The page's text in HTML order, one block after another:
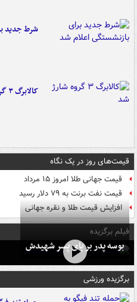
شرط جدید
کالابرگ ۳ گروه شارژ شد
قیمت‌های روز در یک نگاه
قیمت جهانی طلا امروز ۱۵ مرداد
قیمت نفت برنت به ۷۹ دلار رسید
افزایش قیمت طلا و نقره جهانی
فیلم برگزیده
بوسه‌ پدر بر پای پسر شهیدش
برگزیده ورزشی